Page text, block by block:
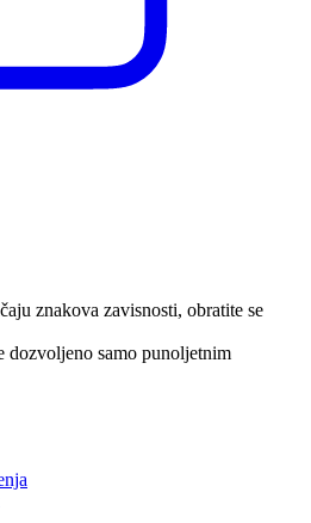
znakova zavisnosti, obratite se
samo punoljetnim